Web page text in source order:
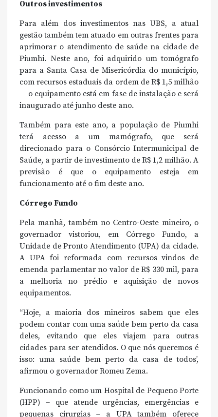
Outros investimentos
Para além dos investimentos nas UBS, a atual
gestão também tem atuado em outras frentes para
aprimorar o atendimento de saúde na cidade de
Piumhi. Neste ano, foi adquirido um tomógrafo
para a Santa Casa de Misericórdia do município,
com recursos estaduais da ordem de R$ 1,5 milhão
— o equipamento está em fase de instalação e será
inaugurado até junho deste ano.
Também para este ano, a população de Piumhi
terá acesso a um mamógrafo, que será
direcionado para o Consórcio Intermunicipal de
Saúde, a partir de investimento de R$ 1,2 milhão. A
previsão é que o equipamento esteja em
funcionamento até o fim deste ano.
Córrego Fundo
Pela manhã, também no Centro-Oeste mineiro, o
governador vistoriou, em Córrego Fundo, a
Unidade de Pronto Atendimento (UPA) da cidade.
A UPA foi reformada com recursos vindos de
emenda parlamentar no valor de R$ 330 mil, para
a melhoria no prédio e aquisição de novos
equipamentos.
“Hoje, a maioria dos mineiros sabem que eles
podem contar com uma saúde bem perto da casa
deles, evitando que eles viajem para outras
cidades para ser atendidos. O que nós queremos é
isso: uma saúde bem perto da casa de todos’,
afirmou o governador Romeu Zema.
Funcionando como um Hospital de Pequeno Porte
(HPP) – que atende urgências, emergências e
pequenas cirurgias – a UPA também oferece